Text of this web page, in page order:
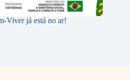
Viver já está no ar!